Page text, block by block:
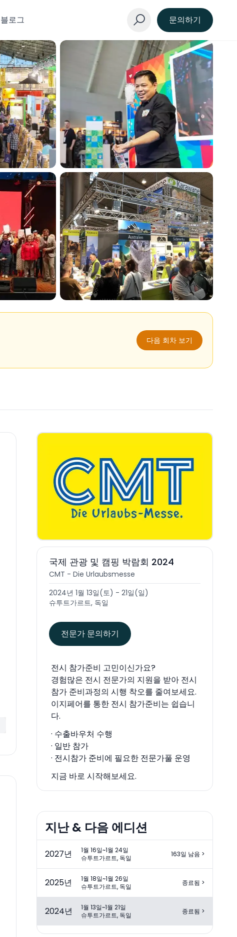
블로그 문의하기
다음 회차 보기
국제 관광 및 캠핑 박람회 2024
CMT - Die Urlaubsmesse
2024년 1월 13일(토) - 21일(일)
슈투트가르트, 독일
전문가 문의하기
전시 참가준비 고민이신가요?
경험많은 전시 전문가의 지원을 받아 전시
참가 준비과정의 시행 착오를 줄여보세요.
이지페어를 통한 전시 참가준비는 쉽습니
다.
· 수출바우처 수행
· 일반 참가
· 전시참가 준비에 필요한 전문가풀 운영
지금 바로 시작해보세요.
지난 & 다음 에디션
2027년
1월 16일~1월 24일
슈투트가르트, 독일
163일 남음 >
2025년
1월 18일~1월 26일
슈투트가르트, 독일
종료됨 >
2024년
1월 13일~1월 21일
슈투트가르트, 독일
종료됨 >